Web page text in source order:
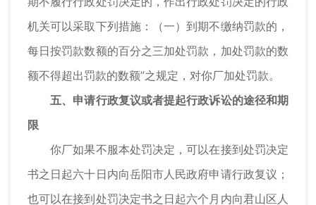
机关可以采取下列措施：（一）到期不缴纳罚款的，
每日按罚款数额的百分之三加处罚款，加处罚款的数
额不得超出罚款的数额”之规定，对你厂加处罚款。
五、申请行政复议或者提起行政诉讼的途径和期
限
你厂如果不服本处罚决定，可以在接到处罚决定
书之日起六十日内向岳阳市人民政府申请行政复议；
也可以在接到处罚决定书之日起六个月内向君山区人